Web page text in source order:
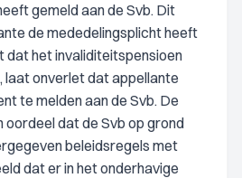
gemeld aan de Svb. Dit
de mededelingsplicht heeft
dat het invaliditeitspensioen
laat onverlet dat appellante
te melden aan de Svb. De
oordeel dat de Svb op grond
beleidsregels met
dat er in het onderhavige